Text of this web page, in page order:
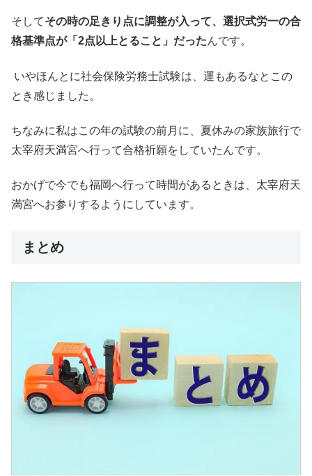
そしてその時の足きり点に調整が入って、選択式労一の合
格基準点が「2点以上とること」だったんです。
いやほんとに社会保険労務士試験は、運もあるなとこの
とき感じました。
ちなみに私はこの年の試験の前月に、夏休みの家族旅行で
太宰府天満宮へ行って合格祈願をしていたんです。
おかげで今でも福岡へ行って時間があるときは、太宰府天
満宮へお参りするようにしています。
まとめ